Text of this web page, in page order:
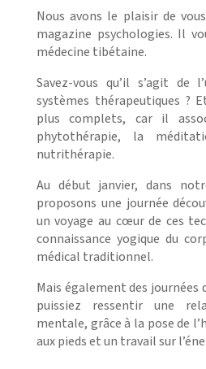
Nous avons le plaisir de
magazine psychologies. Il
médecine tibétaine.
Savez-vous qu’il s’agit de
systèmes thérapeutiques ?
plus complets, car il
phytothérapie, la
nutrithérapie.
Au début janvier, dans
proposons une journée
un voyage au cœur de ces
connaissance yogique du
médical traditionnel.
Mais également des journées
puissiez ressentir une
mentale, grâce à la pose de
aux pieds et un travail sur